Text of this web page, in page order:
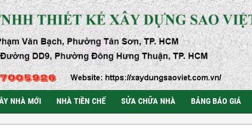
NHÀ MỚI NHÀ TIỀN CHẾ SỬA CHỮA NHÀ BẢNG BÁO GIÁ